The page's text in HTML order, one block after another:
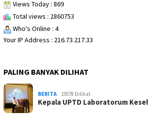
Views Today : 869
Total views : 2860753
Who's Online : 4
Your IP Address : 216.73.217.33
PALING BANYAK DILIHAT
BERITA 19578 Dilihat
Kepala UPTD Laboratorum